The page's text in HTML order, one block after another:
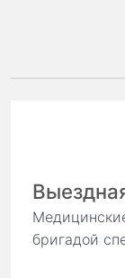
бригадой